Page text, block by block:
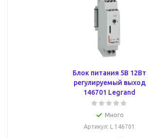
Блок питания 5В 12Вт
регулируемый выход
146701 Legrand
Много
Артикул: L 146701